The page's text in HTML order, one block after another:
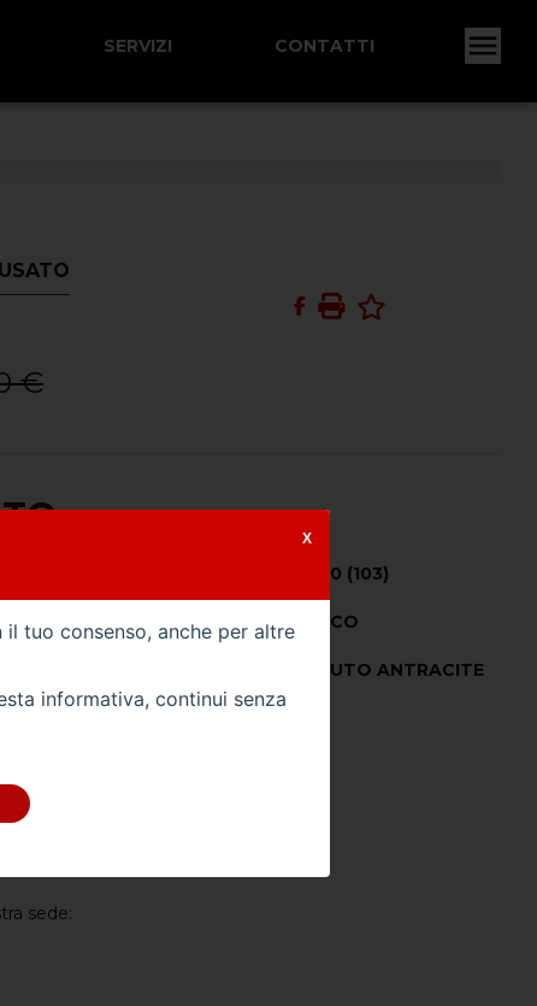
SERVIZI CONTATTI
€
140 (103)
Colore Esterno - BIANCO
TESSUTO ANTRACITE
sede:
tuo consenso, anche per altre
informativa, continui senza
X